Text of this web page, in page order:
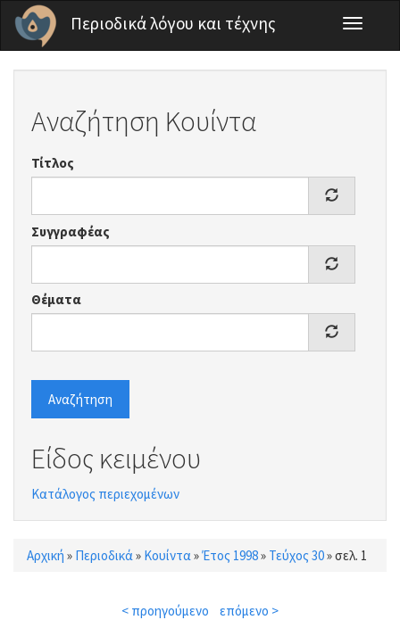
Παράκαμψη προς το κυρίως περιεχόμενο
Περιοδικά λόγου και τέχνης
Toggle
Αναζήτηση Κουίντα
Τίτλος
Συγγραφέας
Θέματα
Αναζήτηση
Είδος κειμένου
Κατάλογος περιεχομένων
Είστε εδώ
Αρχική » Περιοδικά » Κουίντα »Έτος 1998» Τεύχος 30»σελ. 1
< προηγούμενο επόμενο >